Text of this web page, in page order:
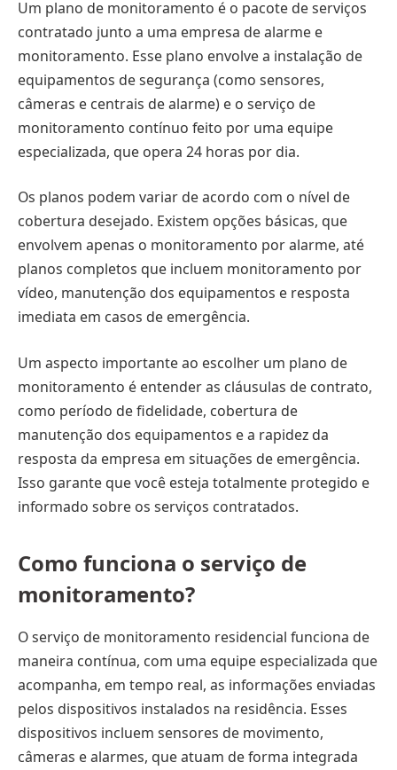
Um plano de monitoramento é o pacote de serviços
contratado junto a uma empresa de alarme e
monitoramento. Esse plano envolve a instalação de
equipamentos de segurança (como sensores,
câmeras e centrais de alarme) e o serviço de
monitoramento contínuo feito por uma equipe
especializada, que opera 24 horas por dia.
Os planos podem variar de acordo com o nível de
cobertura desejado. Existem opções básicas, que
envolvem apenas o monitoramento por alarme, até
planos completos que incluem monitoramento por
vídeo, manutenção dos equipamentos e resposta
imediata em casos de emergência.
Um aspecto importante ao escolher um plano de
monitoramento é entender as cláusulas de contrato,
como período de fidelidade, cobertura de
manutenção dos equipamentos e a rapidez da
resposta da empresa em situações de emergência.
Isso garante que você esteja totalmente protegido e
informado sobre os serviços contratados.
Como funciona o serviço de
monitoramento?
O serviço de monitoramento residencial funciona de
maneira contínua, com uma equipe especializada que
acompanha, em tempo real, as informações enviadas
pelos dispositivos instalados na residência. Esses
dispositivos incluem sensores de movimento,
câmeras e alarmes, que atuam de forma integrada